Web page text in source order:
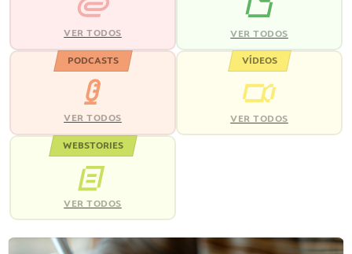
VER TODOS VER TODOS
PODCASTS
VER TODOS
VÍDEOS
VER TODOS
WEBSTORIES
VER TODOS